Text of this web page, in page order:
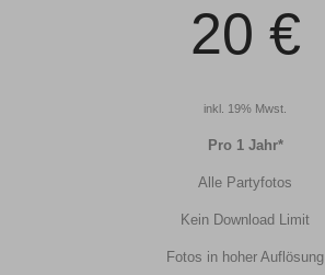
20 €
inkl. 19% Mwst.
Pro 1 Jahr*
Alle Partyfotos
Kein Download Limit
Fotos in hoher Auflösung